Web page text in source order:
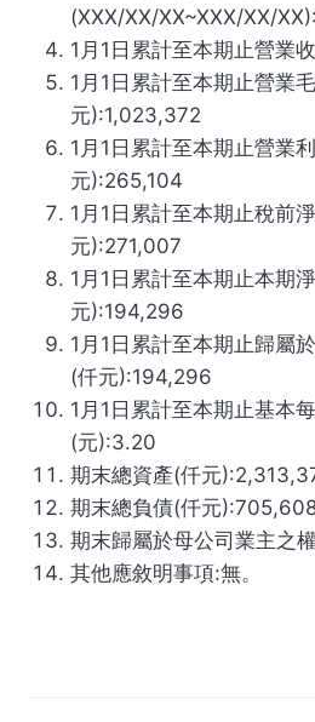
(XXX/XX/XX~XXX/XX/
1月1日累計至本期止營業
1月1日累計至本期止營業
元):1,023,372
1月1日累計至本期止營業
元):265,104
1月1日累計至本期止稅前
元):271,007
1月1日累計至本期止本期
元):194,296
1月1日累計至本期止歸屬
(仟元):194,296
1月1日累計至本期止基本
(元):3.20
期末總資產(仟元
期末總負債(仟元
期末歸屬於母公司業主之
其他應敘明事項:無。